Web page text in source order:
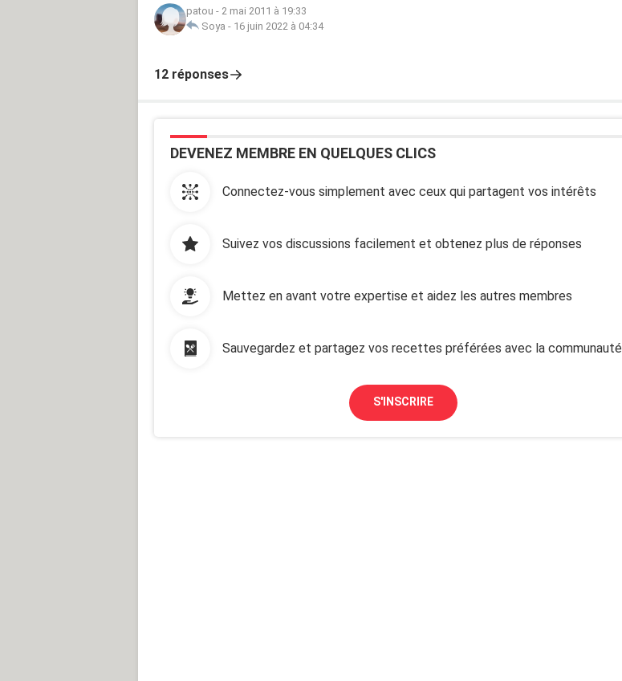
patou - 2 mai 2011 à 19:33
Soya - 16 juin 2022 à 04:34
12 réponses
DEVENEZ MEMBRE EN QUELQUES CLICS
Connectez-vous simplement avec ceux qui partagent vos intérêts
Suivez vos discussions facilement et obtenez plus de réponses
Mettez en avant votre expertise et aidez les autres membres
Sauvegardez et partagez vos recettes préférées avec la communauté
S'INSCRIRE